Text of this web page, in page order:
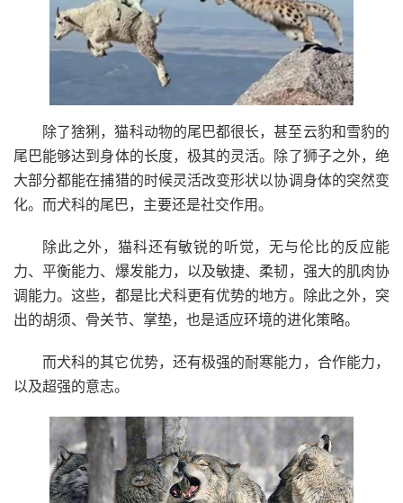
除了猞猁，猫科动物的尾巴都很长，甚至云豹和雪豹的
尾巴能够达到身体的长度，极其的灵活。除了狮子之外，绝
大部分都能在捕猎的时候灵活改变形状以协调身体的突然变
化。而犬科的尾巴，主要还是社交作用。
除此之外，猫科还有敏锐的听觉，无与伦比的反应能
力、平衡能力、爆发能力，以及敏捷、柔韧，强大的肌肉协
调能力。这些，都是比犬科更有优势的地方。除此之外，突
出的胡须、骨关节、掌垫，也是适应环境的进化策略。
而犬科的其它优势，还有极强的耐寒能力，合作能力，
以及超强的意志。